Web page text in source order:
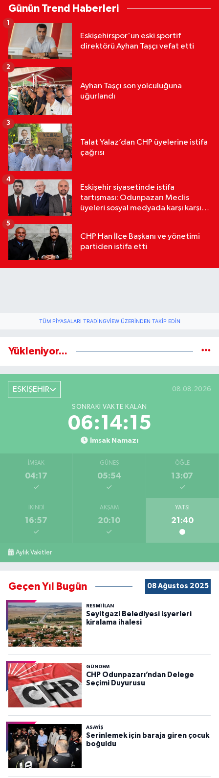
Günün Trend Haberleri
Eskişehirspor'un eski sportif
direktörü Ayhan Taşçı vefat etti
1
Ayhan Taşçı son yolculuğuna
uğurlandı
2
Talat Yalaz’dan CHP üyelerine istifa
çağrısı
3
Eskişehir siyasetinde istifa
tartışması: Odunpazarı Meclis
üyeleri sosyal medyada karşı karşıya
4
CHP Han İlçe Başkanı ve yönetimi
partiden istifa etti
5
TÜM PIYASALARI TRADINGVIEW ÜZERINDEN TAKIP EDIN
Yükleniyor...
ESKİŞEHİR 08.08.2026
SONRAKI VAKTE KALAN
06:14:14
İmsak Namazı
İMSAK
04:17
GÜNEŞ
05:54
ÖĞLE
13:07
İKINDI
16:57
AKŞAM
20:10
YATSI
21:40
Aylık Vakitler
Geçen Yıl Bugün 08 Ağustos 2025
RESMİ İLAN
Seyitgazi Belediyesi işyerleri
kiralama ihalesi
GÜNDEM
CHP Odunpazarı’ndan Delege
Seçimi Duyurusu
ASAYİŞ
Serinlemek için baraja giren çocuk
boğuldu